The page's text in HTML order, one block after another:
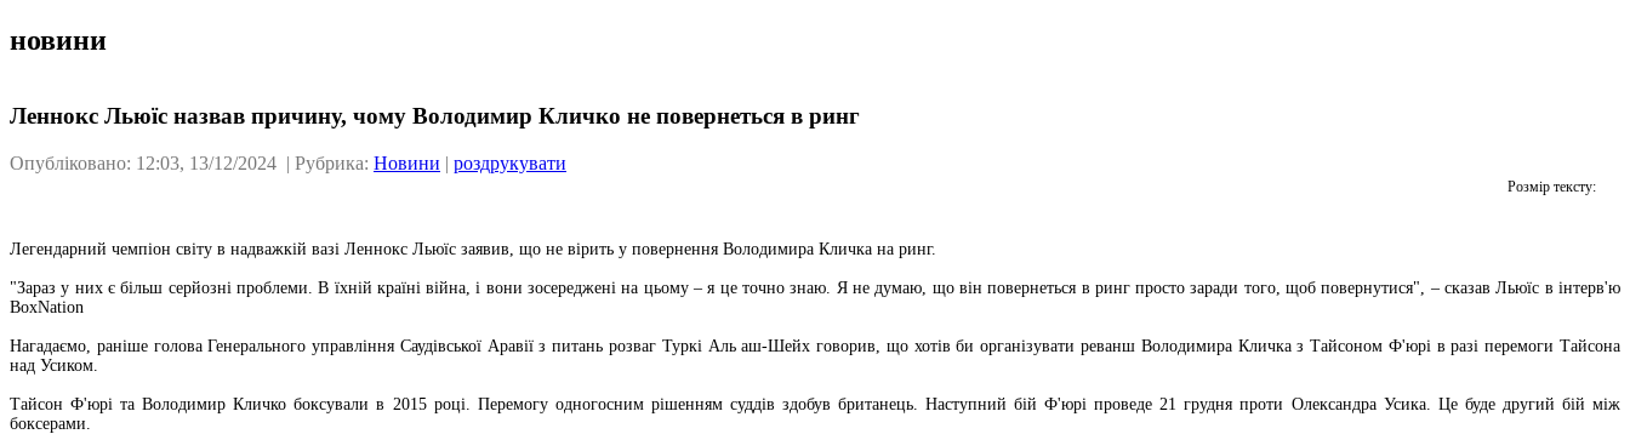
новини
Леннокс Льюїс назвав причину, чому Володимир Кличко не повернеться в ринг
Опубліковано: 12:03, 13/12/2024 | Рубрика: Новини | роздрукувати
Розмір тексту:
Легендарний чемпіон світу в надважкій вазі Леннокс Льюїс заявив, що не вірить у повернення Володимира Кличка на ринг.
"Зараз у них є більш серйозні проблеми. В їхній країні війна, і вони зосереджені на цьому – я це точно знаю. Я не думаю, що він повернеться в ринг просто заради того, щоб повернутися", – сказав Льюїс в інтерв'ю
BoxNation
Нагадаємо, раніше голова Генерального управління Саудівської Аравії з питань розваг Туркі Аль аш-Шейх говорив, що хотів би організувати реванш Володимира Кличка з Тайсоном Ф'юрі в разі перемоги Тайсона
над Усиком.
Тайсон Ф'юрі та Володимир Кличко боксували в 2015 році. Перемогу одногосним рішенням суддів здобув британець. Наступний бій Ф'юрі проведе 21 грудня проти Олександра Усика. Це буде другий бій між
боксерами.